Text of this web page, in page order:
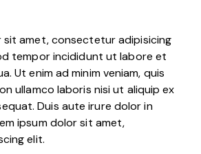
sit amet, consectetur adipisicing
tempor incididunt ut labore et
Ut enim ad minim veniam, quis
ullamco laboris nisi ut aliquip ex
Duis aute irure dolor in
ipsum dolor sit amet,
elit.